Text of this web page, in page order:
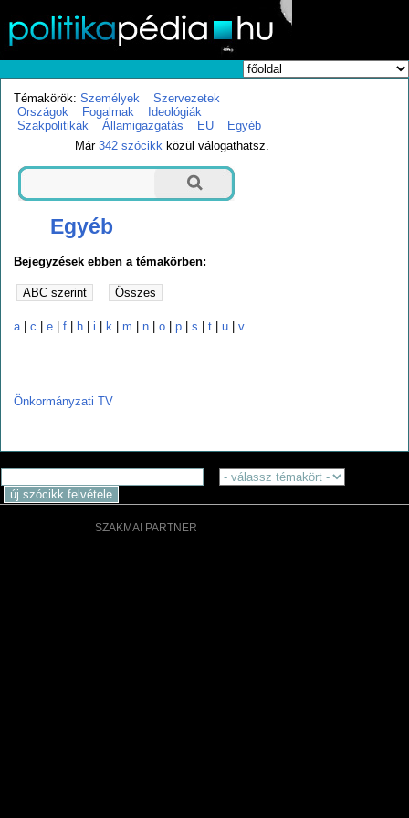
Témakörök: Személyek
Szervezetek
Országok
Fogalmak
Ideológiák
Szakpolitikák
Államigazgatás EU
Egyéb
Már342 szócikk közül válogathatsz.
Egyéb
Bejegyzések ebben a témakörben:
a|c |e |f h |i k |m |n |o |p |s |t |u |v
Önkormányzati TV
SZAKMAI PARTNER